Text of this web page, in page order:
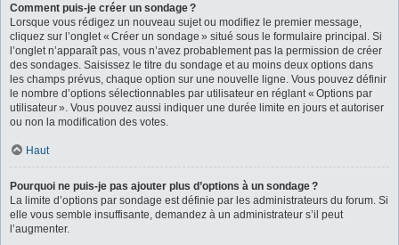
Comment puis-je créer un sondage ?
Lorsque vous rédigez un nouveau sujet ou modifiez le premier message,
cliquez sur l’onglet « Créer un sondage » situé sous le formulaire principal. Si
l’onglet n’apparaît pas, vous n’avez probablement pas la permission de créer
des sondages. Saisissez le titre du sondage et au moins deux options dans
les champs prévus, chaque option sur une nouvelle ligne. Vous pouvez définir
le nombre d’options sélectionnables par utilisateur en réglant « Options par
utilisateur ». Vous pouvez aussi indiquer une durée limite en jours et autoriser
ou non la modification des votes.
Haut
Pourquoi ne puis-je pas ajouter plus d’options à un sondage ?
La limite d’options par sondage est définie par les administrateurs du forum. Si
elle vous semble insuffisante, demandez à un administrateur s’il peut
l’augmenter.